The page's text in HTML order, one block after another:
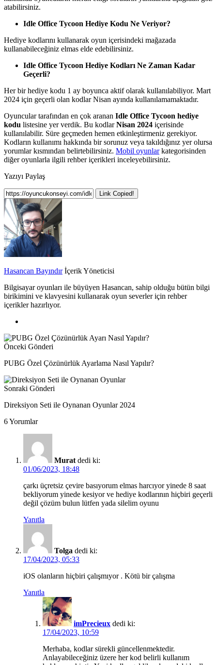
atabilirsiniz.
Idle Office Tycoon Hediye Kodu Ne Veriyor?
Hediye kodlarını kullanarak oyun içerisindeki mağazada
kullanabileceğiniz elmas elde edebilirsiniz.
Idle Office Tycoon Hediye Kodları Ne Zaman Kadar
Geçerli?
Her bir hediye kodu 1 ay boyunca aktif olarak kullanılabiliyor. Mart
2024 için geçerli olan kodlar Nisan ayında kullanılamamaktadır.
Oyuncular tarafından en çok aranan Idle Office Tycoon hediye
kodu listesine yer verdik. Bu kodlarNisan 2024 içerisinde
kullanılabilir. Süre geçmeden hemen etkinleştirmeniz gerekiyor.
Kodların kullanımı hakkında bir sorunuz veya takıldığınız yer olursa
yorumlar kısmından belirtebilirsiniz. Mobil oyunlarkategorisinden
diğer oyunlarla ilgili rehber içerikleri inceleyebilirsiniz.
Yazıyı Paylaş
Link Copied!
Hasancan Bayındır İçerik Yöneticisi
Bilgisayar oyunları ile büyüyen Hasancan, sahip olduğu bütün bilgi
birikimini ve klavyesini kullanarak oyun severler için rehber
içerikler hazırlıyor.
Önceki Gönderi
PUBG Özel Çözünürlük Ayarlama Nasıl Yapılır?
Sonraki Gönderi
Direksiyon Seti ile Oynanan Oyunlar 2024
6 Yorumlar
Murat dedi ki:
01/06/2023, 18:48
çarkı üçretsiz çevire basıyorum elmas harcıyor yinede 8 saat
bekliyorum yinede kesiyor ve hediye kodlarının hiçbiri geçerli
değil çözüm bulun lütfen yada silelim oyunu
Yanıtla
Tolga dedi ki:
17/04/2023, 05:33
iOS olanların hiçbiri çalışmıyor . Kötü bir çalışma
Yanıtla
imPrecieux dedi ki:
17/04/2023, 10:59
Merhaba, kodlar sürekli güncellenmektedir.
Anlayabileceğiniz üzere her kod belirli kullanım